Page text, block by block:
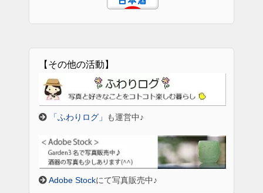
【その他の活動】
「ふわりログ」 も運営中♪
Adobe Stockにて写真販売中♪